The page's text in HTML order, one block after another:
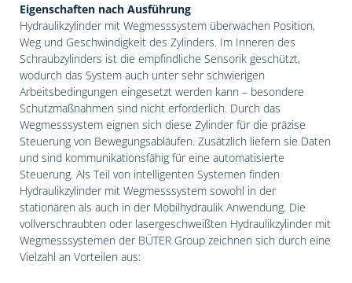
Eigenschaften nach Ausführung
Hydraulikzylinder mit Wegmesssystem überwachen Position,
Weg und Geschwindigkeit des Zylinders. Im Inneren des
Schraubzylinders ist die empfindliche Sensorik geschützt,
wodurch das System auch unter sehr schwierigen
Arbeitsbedingungen eingesetzt werden kann – besondere
Schutzmaßnahmen sind nicht erforderlich. Durch das
Wegmesssystem eignen sich diese Zylinder für die präzise
Steuerung von Bewegungsabläufen. Zusätzlich liefern sie Daten
und sind kommunikationsfähig für eine automatisierte
Steuerung. Als Teil von intelligenten Systemen finden
Hydraulikzylinder mit Wegmesssystem sowohl in der
stationären als auch in der Mobilhydraulik Anwendung. Die
vollverschraubten oder lasergeschweißten Hydraulikzylinder mit
Wegmesssystemen der BÜTER Group zeichnen sich durch eine
Vielzahl an Vorteilen aus: